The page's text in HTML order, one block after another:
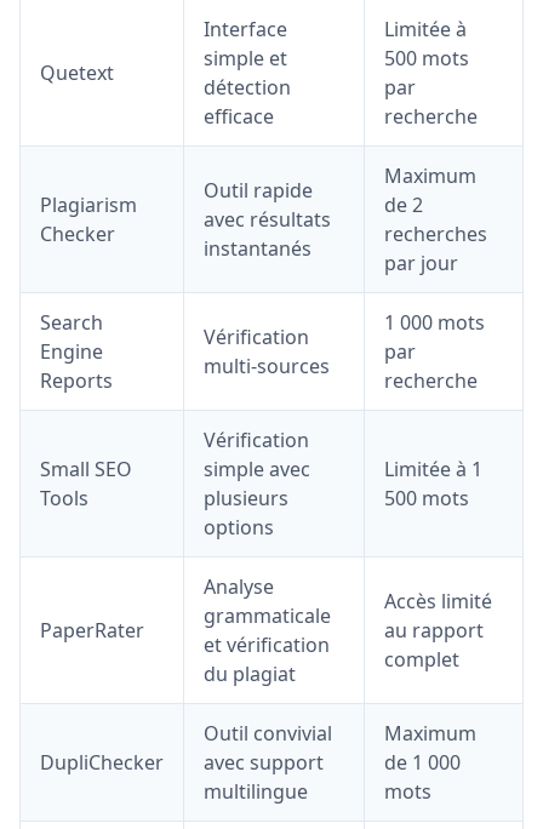
Quetext
Interface
simple et
détection
efficace
Limitée à
500 mots
par
recherche
Plagiarism
Checker
Outil rapide
avec résultats
instantanés
Maximum
de 2
recherches
par jour
Search
Engine
Reports
Vérification
multi-sources
1 000 mots
par
recherche
Small SEO
Tools
Vérification
simple avec
plusieurs
options
Limitée à 1
500 mots
PaperRater
Analyse
grammaticale
et vérification
du plagiat
Accès limité
au rapport
complet
DupliChecker
Outil convivial
avec support
multilingue
Maximum
de 1 000
mots